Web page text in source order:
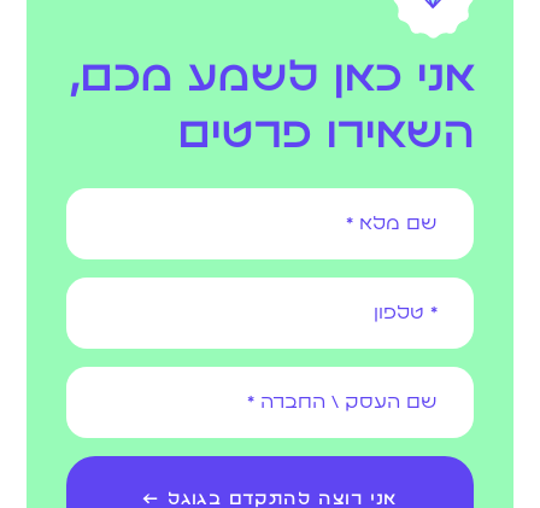
אני כאן לשמע מכם,
השאירו פרטים
אני רוצה להתקדם בגוגל ←